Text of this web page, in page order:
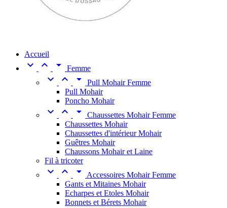
Accueil
   Femme
  
Pull Mohair Femme
Pull Mohair
Poncho Mohair
  
Chaussettes Mohair Femme
Chaussettes Mohair
Chaussettes d'intérieur Mohair
Guêtres Mohair
Chaussons Mohair et Laine
Fil à tricoter
  
Accessoires Mohair Femme
Gants et Mitaines Mohair
Echarpes et Etoles Mohair
Bonnets et Bérets Mohair